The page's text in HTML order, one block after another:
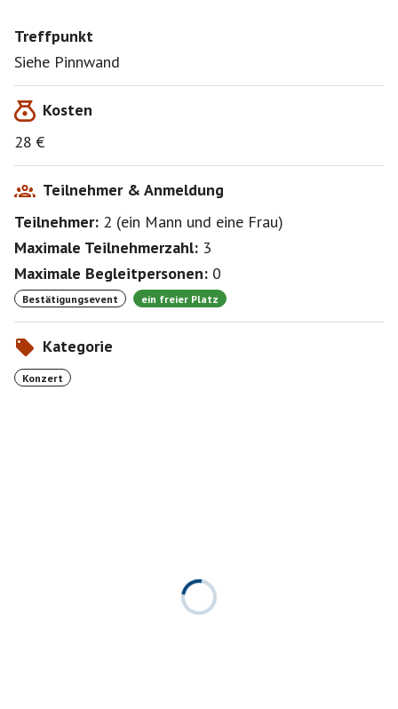
Treffpunkt
Siehe Pinnwand
Kosten
28 €
Teilnehmer & Anmeldung
Teilnehmer: 2 (ein Mann und eine Frau)
Maximale Teilnehmerzahl: 3
Maximale Begleitpersonen: 0
Bestätigungsevent ein freier Platz
Kategorie
Konzert